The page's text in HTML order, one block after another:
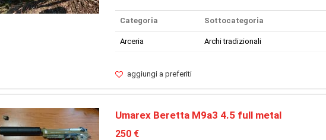
Categoria Sottocategoria
Arceria Archi tradizionali
aggiungi a preferiti
Umarex Beretta M9a3 4.5 full metal
250 €